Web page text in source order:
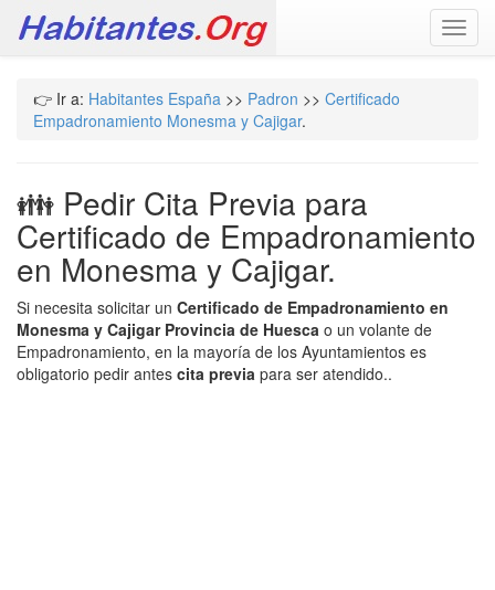
👉 Ir a: Habitantes España >> Padron >> Certificado
Empadronamiento Monesma y Cajigar.
👪 Pedir Cita Previa para
Certificado de Empadronamiento
en Monesma y Cajigar.
Si necesita solicitar un Certificado de Empadronamiento en
Monesma y Cajigar Provincia de Huesca o un volante de
Empadronamiento, en la mayoría de los Ayuntamientos es
obligatorio pedir antes cita previa para ser atendido..